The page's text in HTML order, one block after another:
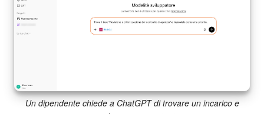
Firma elettronica
Flussi di lavoro
Un dipendente chiede a ChatGPT di trovare un incarico e